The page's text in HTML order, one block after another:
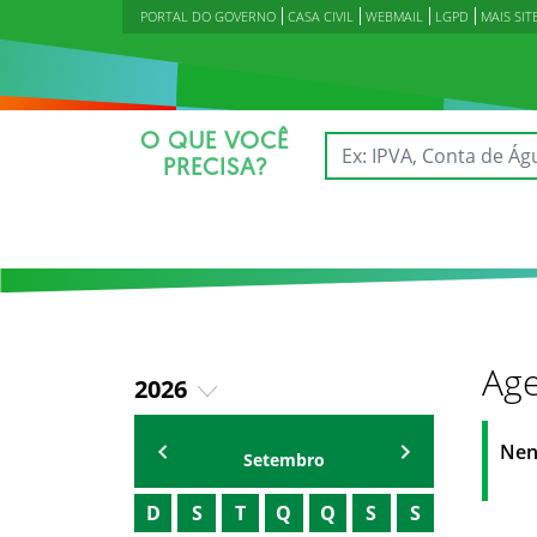
PORTAL DO GOVERNO CASA CIVIL WEBMAIL LGPD MAIS
O QUE VOCÊ
PRECISA?
2026
2023
2024
2025
Setembro
D S T Q Q S S